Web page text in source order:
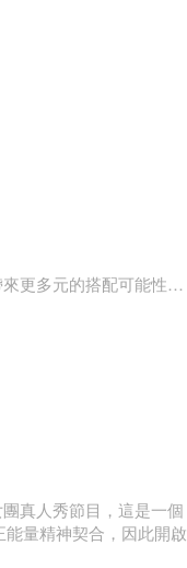
更多元的搭配可能性！
真人秀節目，這是一個
量精神契合，因此開啟